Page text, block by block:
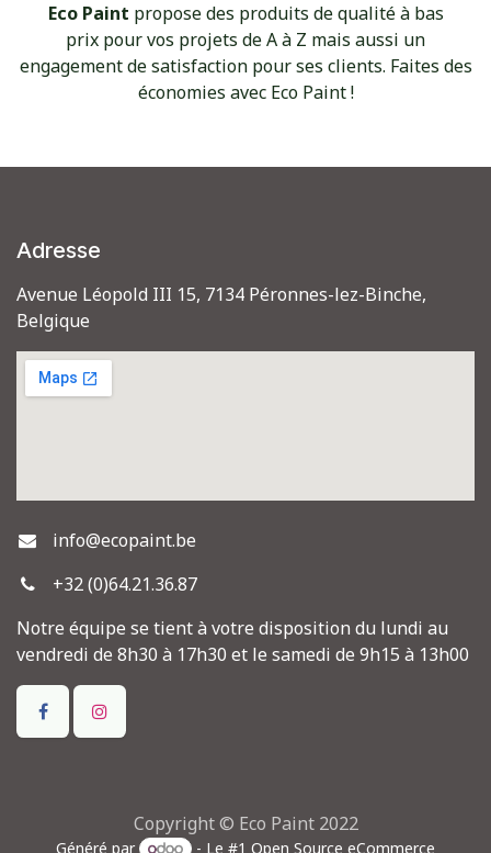
Eco Paint proposedes produits de qualité à bas
prix pour vos projets de A à Z mais aussi un
engagement de satisfaction pour ses clients. Faites des
économies avec Eco Paint !
Adresse
Avenue Léopold III 15, 7134 Péronnes-lez-Binche,
Belgique
info@ecopaint.be
+32 (0)64.21.36.87
Notre équipe se tient à votre disposition du lundi au
vendredi de 8h30 à 17h30 et le samedi de 9h15 à 13h00
Copyright © Eco Paint 2022
Généré par - Le #1Open Source eCommerce